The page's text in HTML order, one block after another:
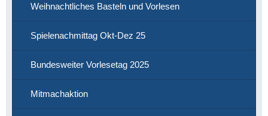
Weihnachtliches Basteln und Vorlesen
Spielenachmittag Okt-Dez 25
Bundesweiter Vorlesetag 2025
Mitmachaktion